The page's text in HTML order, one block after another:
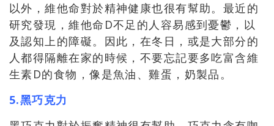
以外，維他命對於精神健康也很有幫助。最近的
研究發現，維他命D不足的人容易感到憂鬱，以
及認知上的障礙。因此，在冬日，或是大部分的
人都得隔離在家的時候，不要忘記要多吃富含維
生素D的食物，像是魚油、雞蛋，奶製品。
5.黑巧克力